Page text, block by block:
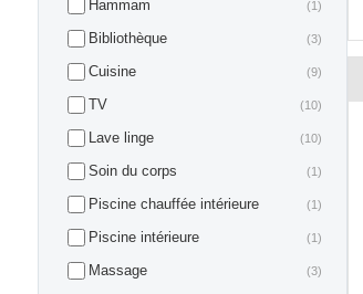
Hammam (1)
Bibliothèque (3)
Cuisine (9)
TV (10)
Lave linge (10)
Soin du corps (1)
Piscine chauffée intérieure (1)
Piscine intérieure (1)
Massage (3)